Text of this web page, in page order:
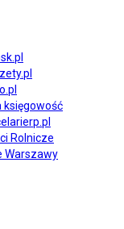
księgowość
Rolnicze
Warszawy